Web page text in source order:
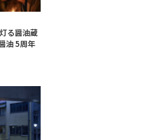
る醤油蔵
油 5周年